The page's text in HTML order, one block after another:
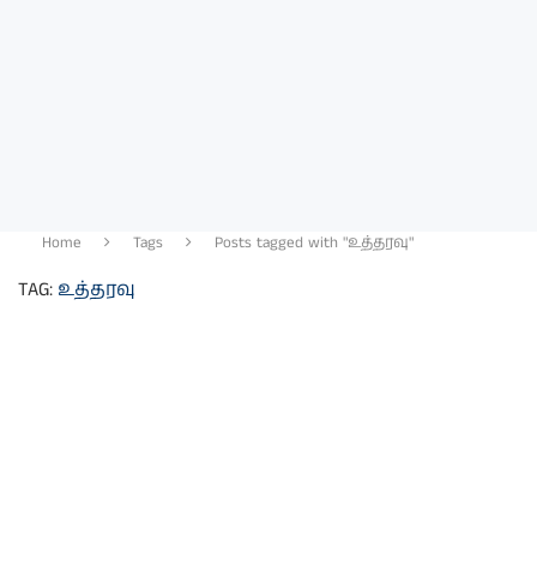
Home Tags Posts tagged with "உத்தரவு"
TAG: உத்தரவு